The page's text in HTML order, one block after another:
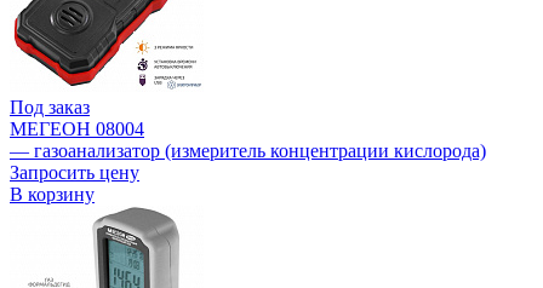
Под заказ
МЕГЕОН 08004
— газоанализатор (измеритель концентрации кислорода)
Запросить цену
В корзину